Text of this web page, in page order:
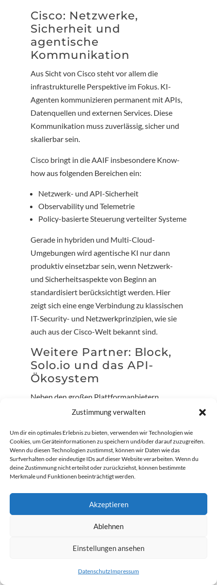
Zustimmung verwalten
Um dir ein optimales Erlebnis zu bieten, verwenden wir Technologien wie
Cookies, um Geräteinformationen zu speichern und/oder darauf zuzugreifen.
Wenn du diesen Technologien zustimmst, können wir Daten wie das
Surfverhalten oder eindeutige IDs auf dieser Website verarbeiten. Wenn du
deine Zustimmung nicht erteilst oder zurückziehst, können bestimmte
Merkmale und Funktionen beeinträchtigt werden.
Akzeptieren
Ablehnen
Einstellungen ansehen
DatenschutzImpressum
Cisco: Netzwerke,
Sicherheit und
agentische
Kommunikation
Aus Sicht von Cisco steht vor allem die
infrastrukturelle Perspektive im Fokus. KI-
Agenten kommunizieren permanent mit APIs,
Datenquellen und externen Services. Diese
Kommunikation muss zuverlässig, sicher und
skalierbar sein.
Cisco bringt in die AAIF insbesondere Know-
how aus folgenden Bereichen ein:
Netzwerk- und API-Sicherheit
Observability und Telemetrie
Policy-basierte Steuerung verteilter Systeme
Gerade in hybriden und Multi-Cloud-
Umgebungen wird agentische KI nur dann
produktiv einsetzbar sein, wenn Netzwerk-
und Sicherheitsaspekte von Beginn an
standardisiert berücksichtigt werden. Hier
zeigt sich eine enge Verbindung zu klassischen
IT-Security- und Netzwerkprinzipien, wie sie
auch aus der Cisco-Welt bekannt sind.
Weitere Partner: Block,
Solo.io und das API-
Ökosystem
Neben den großen Plattformanbietern
beteiligen sich auch Unternehmen wie Block
Deren Fokus liegt vor allem auf der praktischen
Umsetzung agentischer Systeme im Alltag:
API-Gateways für KI-Agenten,
standardisierte Zugriffskontrollen,
Integration in bestehende Microservice-
Diese Perspektive ist entscheidend, denn sie
Vordergrund. Agentische KI darf kein isoliertes
Forschungsthema bleiben, sondern muss sich